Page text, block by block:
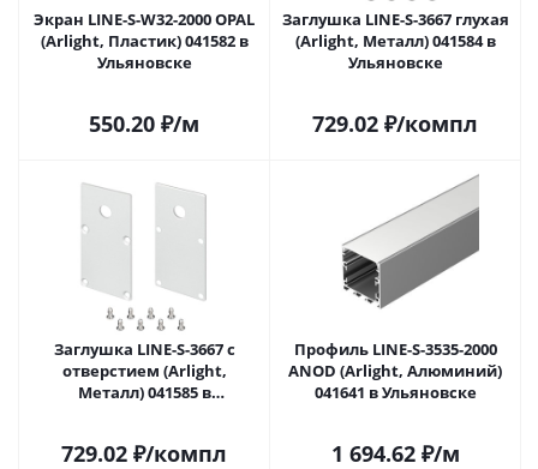
Экран LINE-S-W32-2000 OPAL
(Arlight, Пластик) 041582 в
Ульяновске
550.20 ₽/м
Заглушка LINE-S-3667 глухая
(Arlight, Металл) 041584 в
Ульяновске
729.02 ₽/компл
Заглушка LINE-S-3667 с
отверстием (Arlight,
Металл) 041585 в
729.02 ₽/компл
Профиль LINE-S-3535-2000
ANOD (Arlight, Алюминий)
041641 в Ульяновске
1 694.62₽/м